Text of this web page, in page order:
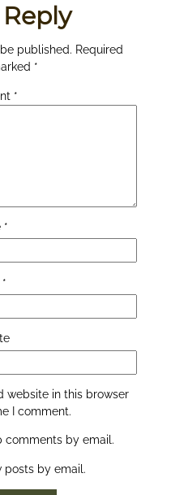
published. Required
*
*
*
*
website in this browser
I comment.
comments by email.
posts by email.